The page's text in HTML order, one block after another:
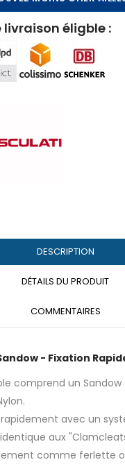
livraison éligble :
DESCRIPTION
DÉTAILS DU PRODUIT
COMMENTAIRES
- Fixation
comprend un Sandow
rapidement avec un
aux
comme ferlette